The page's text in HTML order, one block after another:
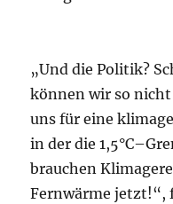
„Und die Politik?
können wir so
uns für eine
in der die
brauchen
Fernwärme jetzt!“,